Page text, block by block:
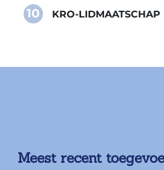
10 KRO-LIDMAATSCHAP
Meest recent